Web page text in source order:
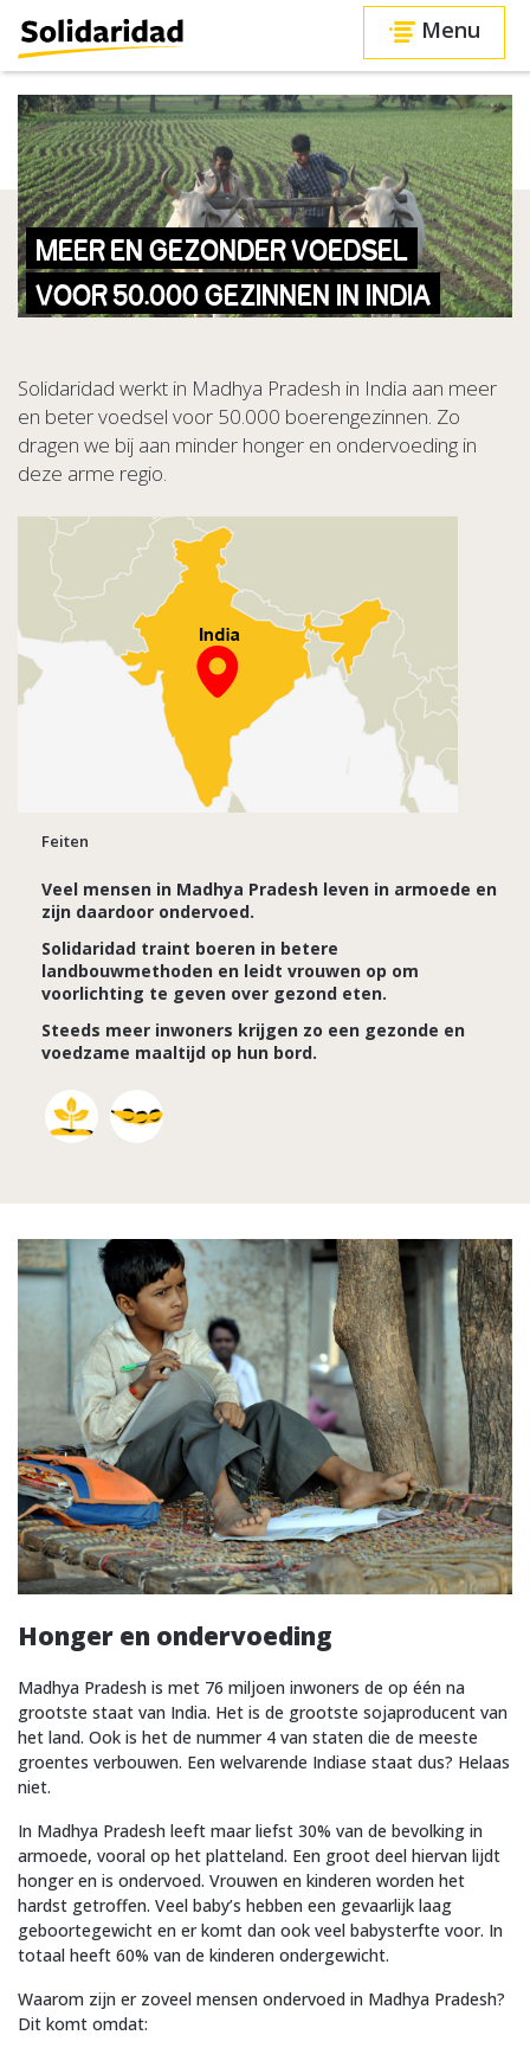
Menu
MEER EN GEZONDER VOEDSEL
VOOR 50.000 GEZINNEN IN INDIA
Solidaridad werkt in Madhya Pradesh in India aan meer
en beter voedsel voor 50.000 boerengezinnen. Zo
dragen we bij aan minder honger en ondervoeding in
deze arme regio.
Feiten
Veel mensen in Madhya Pradesh leven in armoede en
zijn daardoor ondervoed.
Solidaridad traint boeren in betere
landbouwmethoden en leidt vrouwen op om
voorlichting te geven over gezond eten.
Steeds meer inwoners krijgen zo een gezonde en
voedzame maaltijd op hun bord.
Honger en ondervoeding
Madhya Pradesh is met 76 miljoen inwoners de op één na
grootste staat van India. Het is de grootste sojaproducent van
het land. Ook is het de nummer 4 van staten die de meeste
groentes verbouwen. Een welvarende Indiase staat dus? Helaas
niet.
In Madhya Pradesh leeft maar liefst 30% van de bevolking in
armoede, vooral op het platteland. Een groot deel hiervan lijdt
honger en is ondervoed. Vrouwen en kinderen worden het
hardst getroffen. Veel baby’s hebben een gevaarlijk laag
geboortegewicht en er komt dan ook veel babysterfte voor. In
totaal heeft 60% van de kinderen ondergewicht.
Waarom zijn er zoveel mensen ondervoed in Madhya Pradesh?
Dit komt omdat: